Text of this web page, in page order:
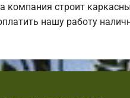
строит
нашу работу